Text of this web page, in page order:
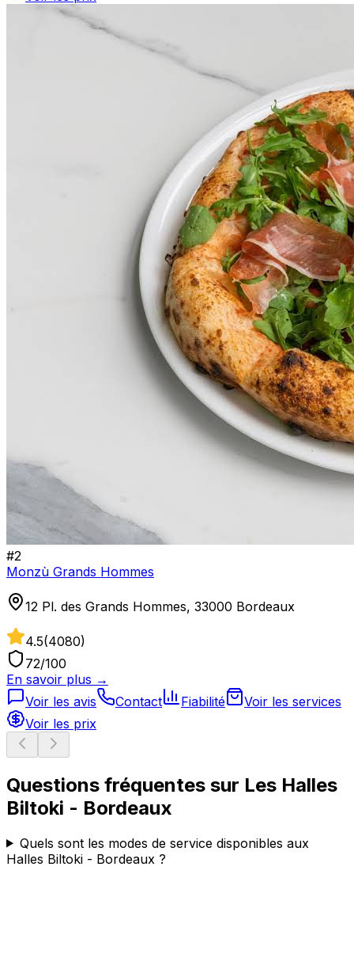
#2
Monzù Grands Hommes
12 Pl. des Grands Hommes, 33000 Bordeaux
4.5(4080)
72/100
En savoir plus →
Voir les avis
Contact Fiabilité
Voir les services
Voir les prix
Questions fréquentes sur Les Halles
Biltoki - Bordeaux
Quels sont les modes de service disponibles aux
Halles Biltoki - Bordeaux ?